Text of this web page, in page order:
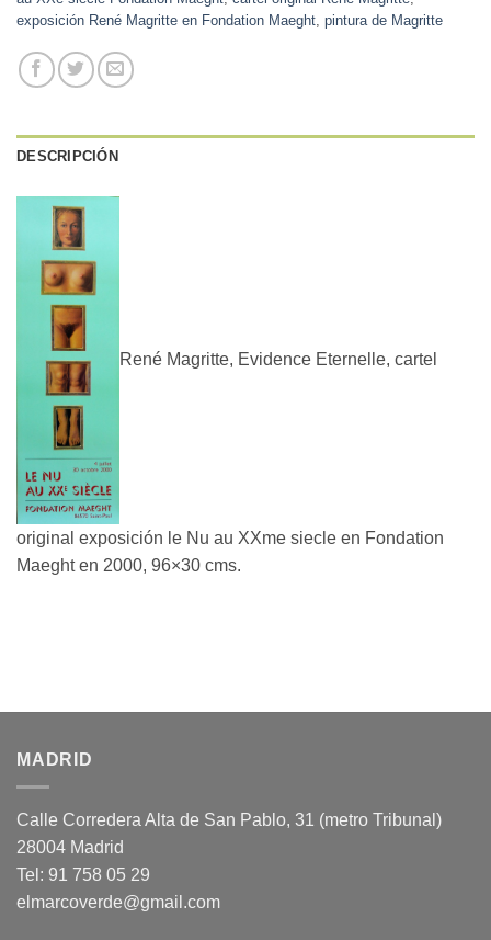
exposición René Magritte en Fondation Maeght pintura de Magritte
DESCRIPCIÓN
René Magritte, Evidence Eternelle, cartel
original exposición le Nu au XXme siecle en Fondation
Maeght en 2000, 96×30 cms.
MADRID
Calle Corredera Alta de San Pablo, 31 (metro Tribunal)
28004 Madrid
Tel: 91 758 05 29
elmarcoverde@gmail.com